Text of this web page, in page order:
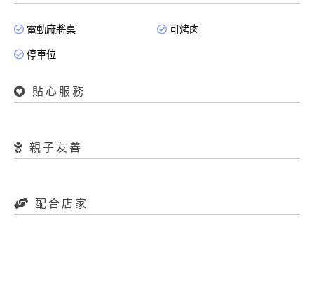
電動麻將桌 可烤肉
停車位
貼心服務
親子友善
配合店家